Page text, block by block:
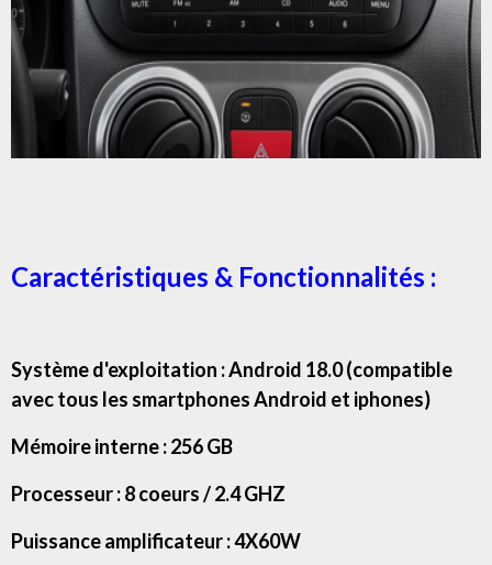
Caractéristiques & Fonctionnalités :
Système d'exploitation : Android 18.0 (compatible
avec tous les smartphones Android et iphones)
Mémoire interne : 256 GB
Processeur : 8 coeurs / 2.4 GHZ
Puissance amplificateur : 4X60W